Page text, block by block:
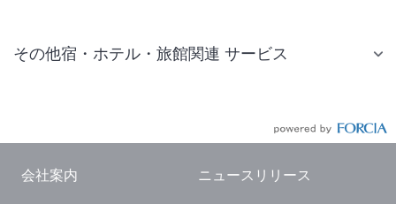
仙台 ホテル
東京ドーム ホテル
その他宿・ホテル・旅館関連 サービス
会社案内 ニュースリリース